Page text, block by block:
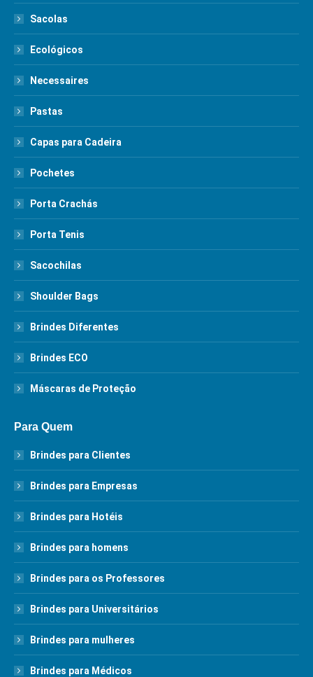
Sacolas
Ecológicos
Necessaires
Pastas
Capas para Cadeira
Pochetes
Porta Crachás
Porta Tenis
Sacochilas
Shoulder Bags
Brindes Diferentes
Brindes ECO
Máscaras de Proteção
Para Quem
Brindes para Clientes
Brindes para Empresas
Brindes para Hotéis
Brindes para homens
Brindes para os Professores
Brindes para Universitários
Brindes para mulheres
Brindes para Médicos